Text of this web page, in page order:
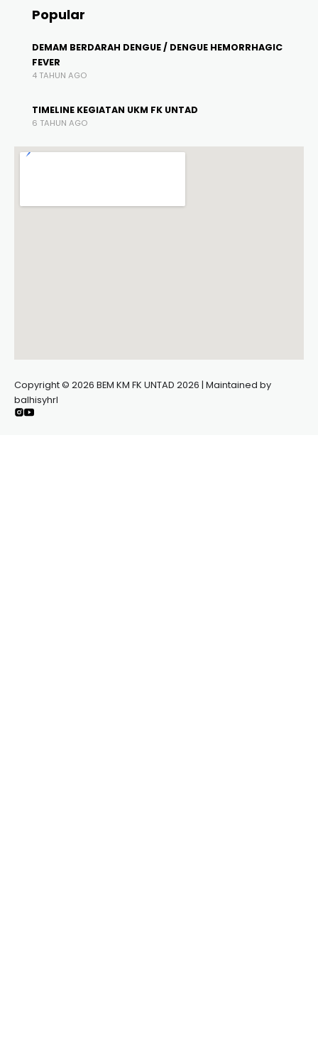
Popular
DEMAM BERDARAH DENGUE / DENGUE HEMORRHAGIC
FEVER
4 TAHUN AGO
TIMELINE KEGIATAN UKM FK UNTAD
6 TAHUN AGO
Copyright © 2026 BEM KM FK UNTAD 2026 | Maintained by
balhisyhrl